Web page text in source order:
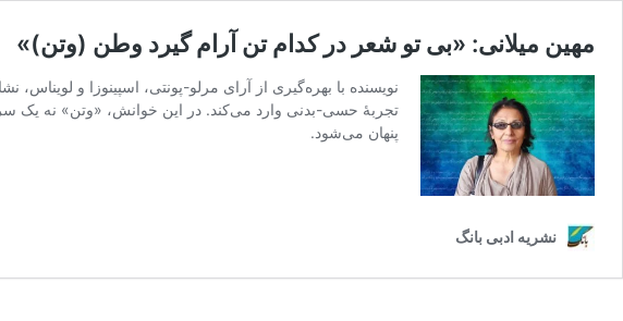
مهین میلانی: «بی تو شعر در کدام تن آرام گیرد وطن (وتن)»
نویسنده با بهره‌گیری از آرای مرلو-پونتی، اسپینوزا و
تجربۀ حسی-بدنی وارد می‌کند. در این خوانش، «وتن» نه یک
پنهان می‌شود.
نشریه ادبی بانگ